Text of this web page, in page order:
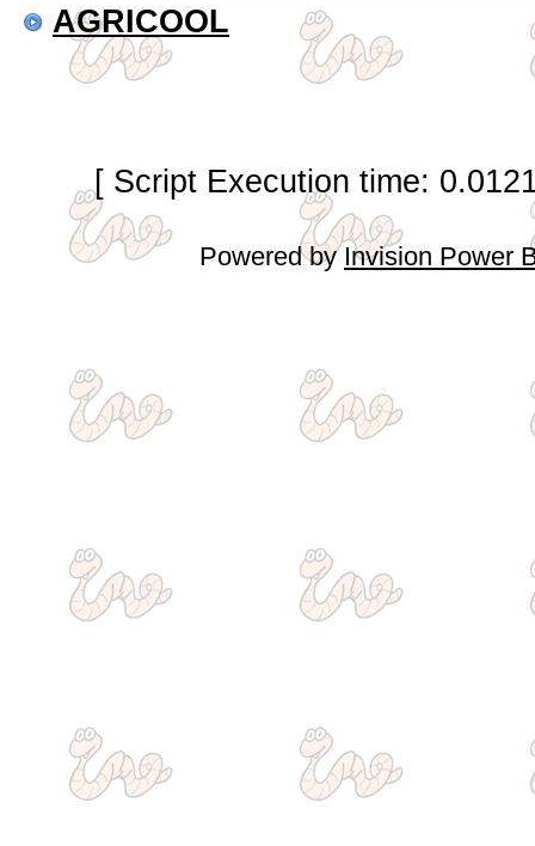
AGRICOOL
[ Script Execution time:
Powered byInvision Power